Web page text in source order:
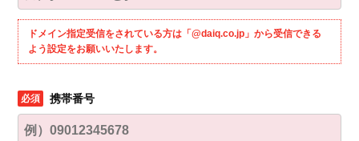
ドメイン指定受信をされている方は「@daiq.co.jp」から受信できる
よう設定をお願いいたします。
携帯番号